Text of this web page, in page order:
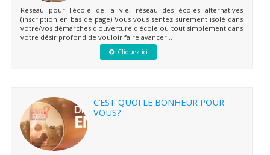
Réseau pour l'école de la vie, réseau des écoles alternatives
(inscription en bas de page) Vous vous sentez sûrement isolé dans
votre/vos démarches d'ouverture d'école ou tout simplement dans
votre désir profond de vouloir faire avancer...
Cliquez ici
C’EST QUOI LE BONHEUR POUR
VOUS?